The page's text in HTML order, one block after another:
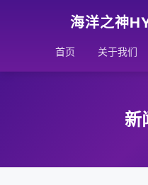
海洋之神
首页 关于我们
新